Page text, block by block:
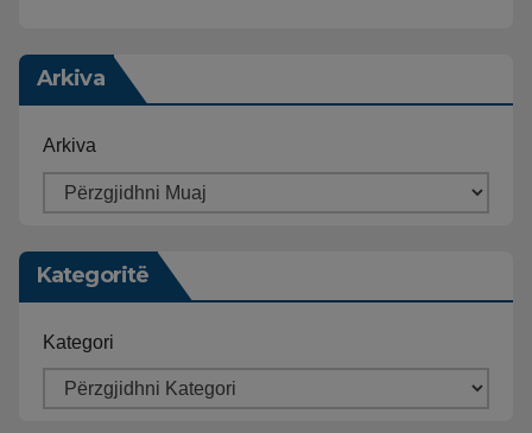
Arkiva
Arkiva
Kategoritë
Kategori